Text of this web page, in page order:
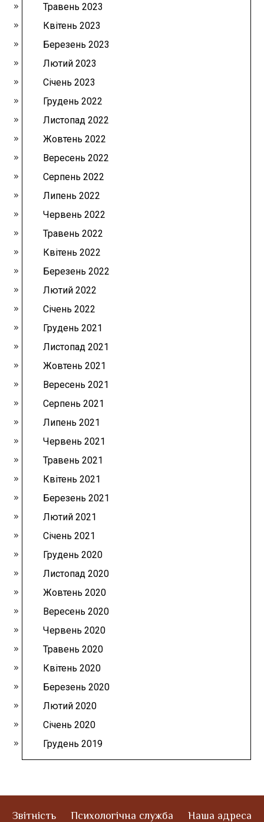
Травень 2023
Квітень 2023
Березень 2023
Лютий 2023
Січень 2023
Грудень 2022
Листопад 2022
Жовтень 2022
Вересень 2022
Серпень 2022
Липень 2022
Червень 2022
Травень 2022
Квітень 2022
Березень 2022
Лютий 2022
Січень 2022
Грудень 2021
Листопад 2021
Жовтень 2021
Вересень 2021
Серпень 2021
Липень 2021
Червень 2021
Травень 2021
Квітень 2021
Березень 2021
Лютий 2021
Січень 2021
Грудень 2020
Листопад 2020
Жовтень 2020
Вересень 2020
Червень 2020
Травень 2020
Квітень 2020
Березень 2020
Лютий 2020
Січень 2020
Грудень 2019
Звітність Психологічна служба Наша адреса